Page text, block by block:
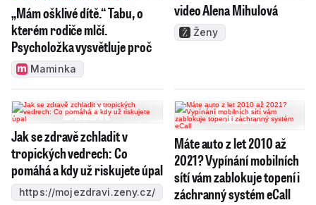
„Mám ošklivé dítě.“ Tabu, o
kterém rodiče mlčí.
Psycholožka vysvětluje proč
Maminka
video Alena Mihulová
Ženy
Jak se zdravě zchladit v
tropických vedrech: Co
pomáhá a kdy už riskujete úpal
https://mojezdravi.zeny.cz/
Máte auto z let 2010 až
2021? Vypínání mobilních
sítí vám zablokuje topení i
záchranný systém eCall